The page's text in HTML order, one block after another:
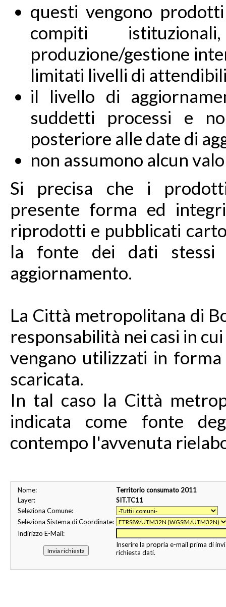
questi vengono
compiti
produzione/gestione
limitati livelli di
il livello di
suddetti processi e
posteriore alle date di
non assumono alcun
Si precisa che i
presente forma ed
riprodotti e pubblicati
la fonte dei dati
aggiornamento.
La Città metropolitana di
responsabilità nei casi in
vengano utilizzati in
scaricata.
In tal caso la Città
indicata come fonte
contempo l'avvenuta
Nome:
Territorio consumato 2011
Layer:
SIT.TC11
Seleziona Comune:
Seleziona Sistema di Coordinate:
Indirizzo E-Mail:
Inserire la propria e-mail prima di
richiesta dati.